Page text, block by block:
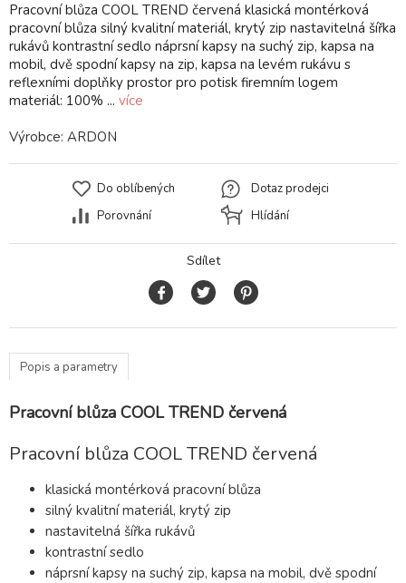
Pracovní blůza COOL TREND červená klasická montérková
pracovní blůza silný kvalitní materiál, krytý zip nastavitelná šířka
rukávů kontrastní sedlo náprsní kapsy na suchý zip, kapsa na
mobil, dvě spodní kapsy na zip, kapsa na levém rukávu s
reflexními doplňky prostor pro potisk firemním logem
materiál: 100% ... více
Výrobce: ARDON
Do oblíbených
Porovnání
Dotaz prodejci
Hlídání
Sdílet
Popis a parametry
Pracovní blůza COOL TREND červená
Pracovní blůza COOL TREND červená
klasická montérková pracovní blůza
silný kvalitní materiál, krytý zip
nastavitelná šířka rukávů
kontrastní sedlo
náprsní kapsy na suchý zip, kapsa na mobil, dvě spodní